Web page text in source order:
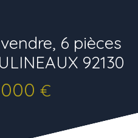
6 pièces
92130
€